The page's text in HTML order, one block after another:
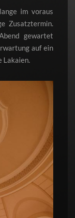
im voraus
Zusatztermin.
gewartet
auf ein
Lakaien.